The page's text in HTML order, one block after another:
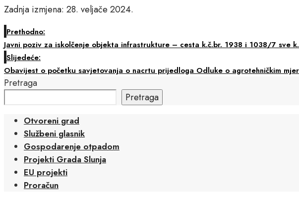
Zadnja izmjena: 28. veljače 2024.
Prethodno:
Javni poziv za iskolčenje objekta infrastrukture – cesta k.č.br. 1938 i 1038/7 sve
Slijedeće:
Obavijest o početku savjetovanja o nacrtu prijedloga Odluke o agrotehničkim
Pretraga
Pretraga
Otvoreni grad
Službeni glasnik
Gospodarenje otpadom
Projekti Grada Slunja
EU projekti
Proračun